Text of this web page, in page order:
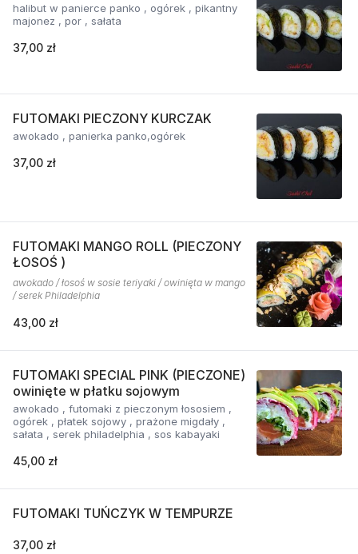
halibut w panierce panko , ogórek , pikantny
majonez , por , sałata
37,00 zł
FUTOMAKI PIECZONY KURCZAK
awokado , panierka panko,ogórek
37,00 zł
FUTOMAKI MANGO ROLL (PIECZONY
ŁOSOŚ )
awokado / łosoś w sosie teriyaki / owinięta w mango
/ serek Philadelphia
43,00 zł
FUTOMAKI SPECIAL PINK (PIECZONE)
owinięte w płatku sojowym
awokado , futomaki z pieczonym łososiem ,
ogórek , płatek sojowy , prażone migdały ,
sałata , serek philadelphia , sos kabayaki
45,00 zł
FUTOMAKI TUŃCZYK W TEMPURZE
37,00 zł